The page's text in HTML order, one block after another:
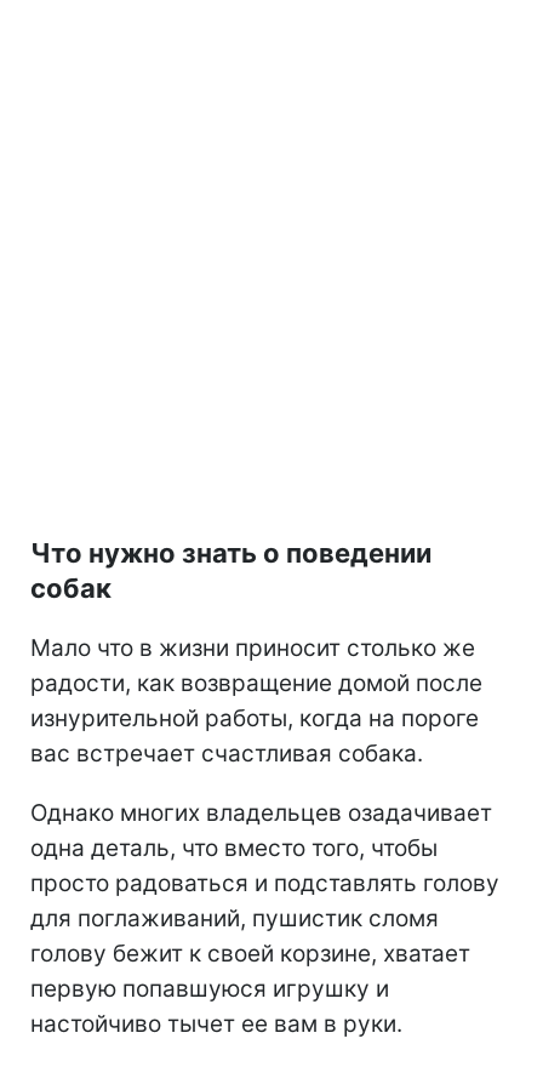
Что нужно знать о поведении
собак
Мало что в жизни приносит столько же
радости, как возвращение домой после
изнурительной работы, когда на пороге
вас встречает счастливая собака.
Однако многих владельцев озадачивает
одна деталь, что вместо того, чтобы
просто радоваться и подставлять голову
для поглаживаний, пушистик сломя
голову бежит к своей корзине, хватает
первую попавшуюся игрушку и
настойчиво тычет ее вам в руки.